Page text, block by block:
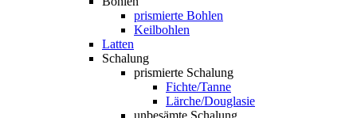
prismierte Bohlen
Keilbohlen
Latten
Schalung
prismierte Schalung
Fichte/Tanne
Lärche/Douglasie
unbesämte Schalung